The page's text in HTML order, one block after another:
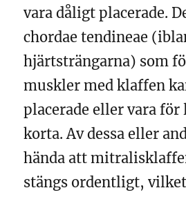
vara dåligt placerade.
chordae tendineae
hjärtsträngarna) som
muskler med klaffen
placerade eller vara för
korta. Av dessa eller
hända att
stängs ordentligt,